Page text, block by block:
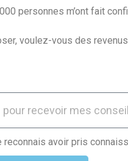
personnes m’ont fait
voulez-vous des
reconnais avoir pris